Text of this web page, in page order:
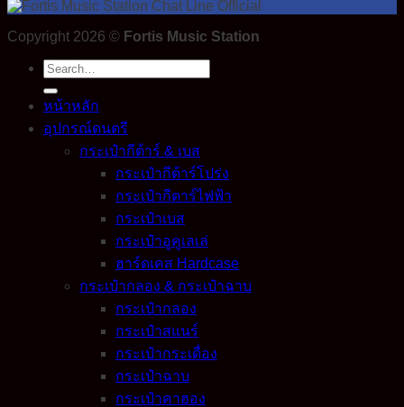
Copyright 2026 © Fortis Music Station
Search
for:
หน้าหลัก
อุปกรณ์ดนตรี
กระเป๋ากีต้าร์ & เบส
กระเป๋ากีต้าร์โปร่ง
กระเป๋ากีตาร์ไฟฟ้า
กระเป๋าเบส
กระเป๋าอูคูเลเล่
ฮาร์ดเคส Hardcase
กระเป๋ากลอง & กระเป๋าฉาบ
กระเป๋ากลอง
กระเป๋าสแนร์
กระเป๋ากระเดื่อง
กระเป๋าฉาบ
กระเป๋าคาฮอง